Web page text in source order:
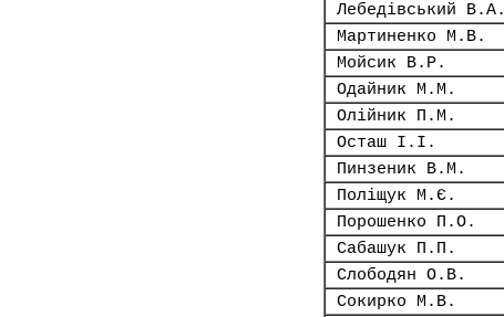
Лебедівський В.А.
Мартиненко М.В.
Мойсик В.Р.
Одайник М.М.
Олійник П.М.
Осташ І.І.
Пинзеник В.М.
Поліщук М.Є.
Порошенко П.О.
Сабашук П.П.
Слободян О.В.
Сокирко М.В.